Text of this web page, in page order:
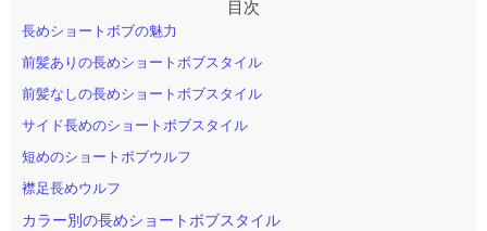
長めショートボブの魅力
前髪ありの長めショートボブスタイル
前髪なしの長めショートボブスタイル
サイド長めのショートボブスタイル
短めのショートボブウルフ
襟足長めウルフ
カラー別の長めショートボブスタイル